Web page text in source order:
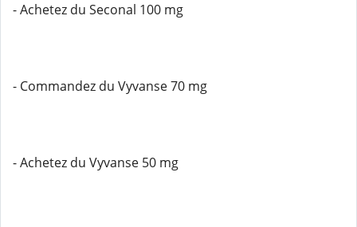
- Achetez du Seconal 100 mg
- Commandez du Vyvanse 70 mg
- Achetez du Vyvanse 50 mg